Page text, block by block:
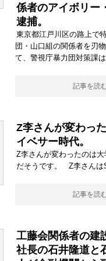
係者のアイボリー
逮捕。
東京都江戸川区の路上で
団・山口組の関係者を刃
て、警視庁暴力団対策課
記事を読
Z李さんが変わっ
イベサー時代。
Z李さんが変わったのは
だそうです。 Z李さんは
記事を読
工藤会関係者の建
社長の石井隆道と